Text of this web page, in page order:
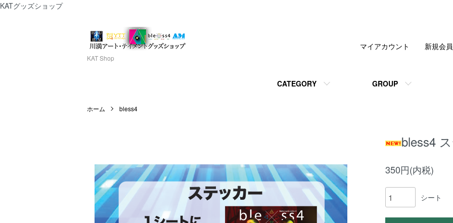
KATグッズショップ
KAT Shop
CATEGORY GROUP
マイアカウント 新規会
ホーム bless4
bless4
350円(内税)
シート